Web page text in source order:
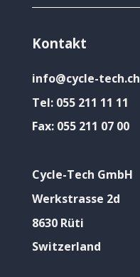
Kontakt
info@cycle-tech.ch
Tel: 055 211 11 11
Fax: 055 211 07 00
Cycle-Tech GmbH
Werkstrasse 2d
8630 Rüti
Switzerland